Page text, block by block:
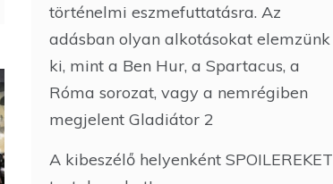
történelmi eszmefuttatásra. Az
adásban olyan alkotásokat elemzünk
ki, mint a Ben Hur, a Spartacus, a
Róma sorozat, vagy a nemrégiben
megjelent Gladiátor 2
A kibeszélő helyenként SPOILEREKET